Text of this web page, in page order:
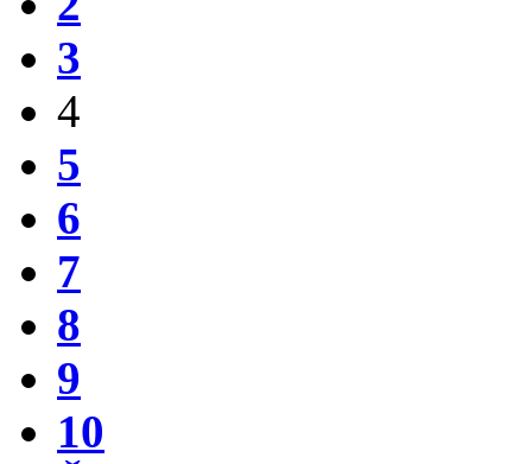
3
4
5
6
7
8
9
10